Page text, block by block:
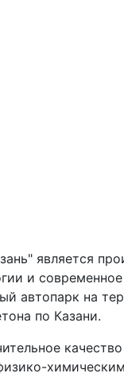
является
и
автопарк на
по Казани.